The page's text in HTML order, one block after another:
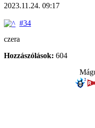
2023.11.24. 09:17
#34
czera
Hozzászólások: 604